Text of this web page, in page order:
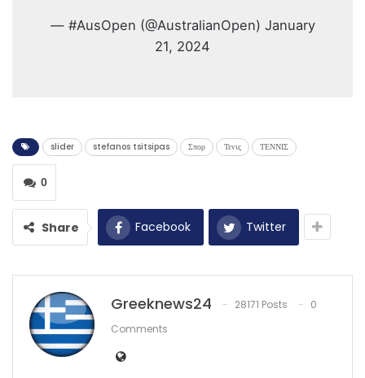
— #AusOpen (@AustralianOpen) January
21, 2024
slider stefanos tsitsipas Σπορ Τενις ΤΕΝΝΙΣ
0
Share Facebook Twitter
Greeknews24 28171 Posts
0
Comments